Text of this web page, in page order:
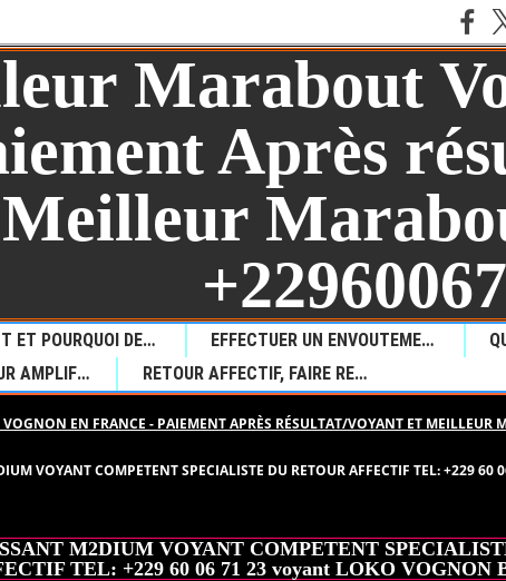
COMMENT ET POURQUOI DEMANDER UNE VOYANCE CHEZ LE JEUNE MARABOUT SEDONOU GUETA PAUL? EFFECTUER UN ENVOUTEMENT POUR PROVOQUER LA MALCHANCE
LE SORTILEGE POUR AMPLIFIER LE DESIR
RETOUR AFFECTIF, FAIRE REVENIR VOTRE AMOUR PERDU
EN FRANCE - PAIEMENT APRÈS RÉSULTAT/VOYANT ET
VOYANT COMPETENT SPECIALISTE DU RETOUR AFFECTIF TEL: +229
M2DIUM VOYANT COMPETENT
TEL: +229 60 06 71 23 voyant LOKO VOGNON